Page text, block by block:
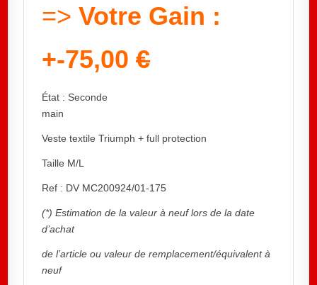
=>Votre Gain :
+-75,00€
État : Seconde
main
Veste textile Triumph + full protection
Taille M/L
Ref : DV MC200924/01-175
(*) Estimation de la valeur à neuf lors de la date
d’achat
de l’article ou valeur de remplacement/équivalent à
neuf